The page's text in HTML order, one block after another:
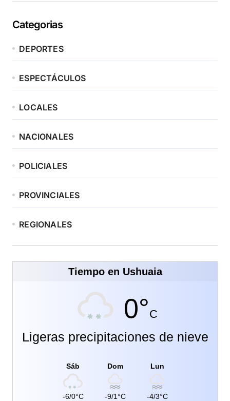
Categorias
DEPORTES
ESPECTÁCULOS
LOCALES
NACIONALES
POLICIALES
PROVINCIALES
REGIONALES
Tiempo en Ushuaia
0°C
Ligeras precipitaciones de nieve
Sáb
-6/0°C
Dom
-9/1°C
Lun
-4/3°C